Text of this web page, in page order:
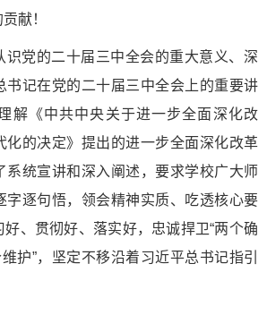
献！
识党的二十届三中全会的重大意义、深
书记在党的二十届三中全会上的重要讲
解《中共中央关于进一步全面深化改
化的决定》提出的进一步全面深化改革
系统宣讲和深入阐述，要求学校广大师
字逐句悟，领会精神实质、吃透核心要
好、贯彻好、落实好，忠诚捍卫“两个确
护”，坚定不移沿着习近平总书记指引